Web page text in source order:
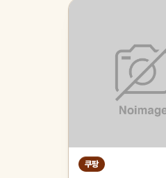
쿠팡